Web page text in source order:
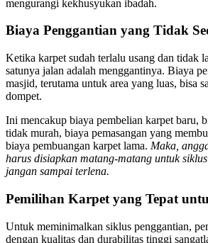
mengurangi kekhusyukan ibadah.
Biaya Penggantian yang Tidak
Ketika karpet sudah terlalu usang dan tidak
satunya jalan adalah menggantinya. Biaya
masjid, terutama untuk area yang luas, bisa
dompet.
Ini mencakup biaya pembelian karpet baru,
tidak murah, biaya pemasangan yang
biaya pembuangan karpet lama. Maka,
harus disiapkan matang-matang untuk
jangan sampai terlena.
Pemilihan Karpet yang Tepat
Untuk meminimalkan siklus penggantian,
dengan kualitas dan durabilitas tinggi